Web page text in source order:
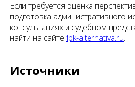
Если требуется оценка
подготовка административного
консультациях и судебном
найти на сайте fpk-alternativa.ru.
Источники